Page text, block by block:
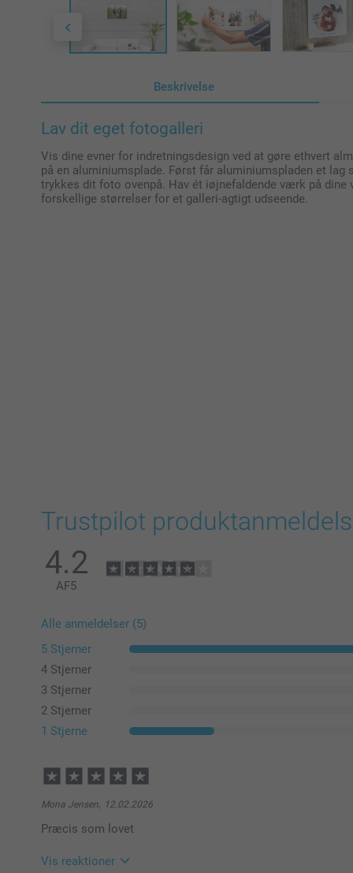
Beskrivelse
Lav dit eget fotogalleri
Vis dine evner for indretningsdesign ved at gøre ethvert
på en aluminiumsplade. Først får aluminiumspladen et lag
trykkes dit foto ovenpå. Hav ét iøjnefaldende værk på
forskellige størrelser for et galleri-agtigt udseende.
Trustpilot
4.2
AF5
Alle anmeldelser (5)
5 Stjerner
4 Stjerner
3 Stjerner
2 Stjerner
1 Stjerne
Mona Jensen, 12.02.2026
Præcis som lovet
Vis reaktioner